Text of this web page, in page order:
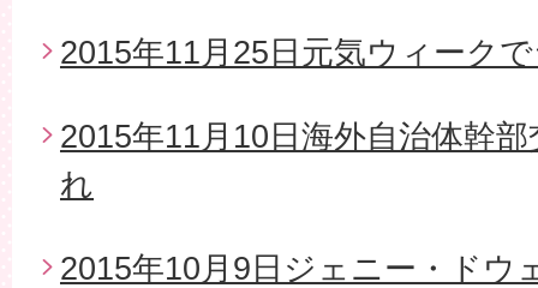
2015年11月25日元気ウィーク
2015年11月10日海外自治体幹
れ
2015年10月9日ジェニー・ドウ